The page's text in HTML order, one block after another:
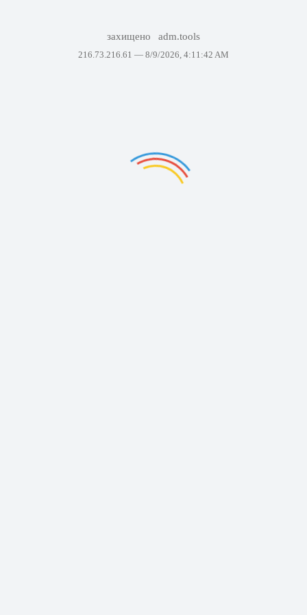
захищено adm.tools
216.73.216.61 — 8/9/2026, 4:11:42 AM